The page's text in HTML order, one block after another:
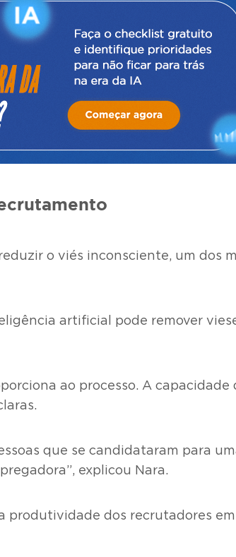
o viés inconsciente, um dos
artificial pode remover
ao processo. A
que se candidataram para
explicou Nara.
produtividade dos recrutadores